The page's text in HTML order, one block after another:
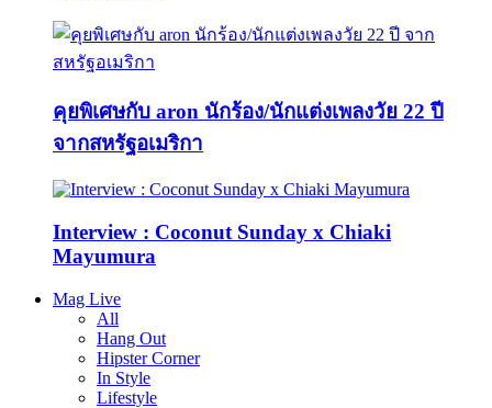
คุยพิเศษกับ aron นักร้อง/นักแต่งเพลงวัย 22 ปี
จากสหรัฐอเมริกา
Interview : Coconut Sunday x Chiaki
Mayumura
Mag Live
All
Hang Out
Hipster Corner
In Style
Lifestyle